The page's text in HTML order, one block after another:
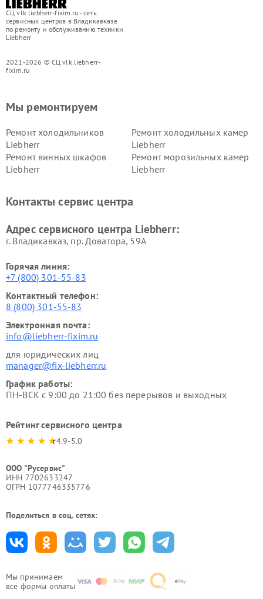
СЦ vlk.liebherr-fixim.ru - сеть
сервисных центров в Владикавказе
по ремонту и обслуживанию техники
Liebherr
2021-2026 © СЦ vlk.liebherr-
fixim.ru
Мы принимаем
все формы оплаты
Мы ремонтируем
Ремонт холодильников
Liebherr
Ремонт холодильных камер
Liebherr
Ремонт винных шкафов
Liebherr
Ремонт морозильных камер
Liebherr
Контакты сервис центра
Адрес сервисного центра Liebherr:
г. Владикавказ, пр. Доватора, 59А
Горячая линия:
+7 (800) 301-55-83
Контактный телефон:
8 (800) 301-55-83
Электронная почта:
info@liebherr-fixim.ru
для юридических лиц
manager@fix-liebherr.ru
График работы:
ПН-ВСК с 9:00 до 21:00 без перерывов и выходных
Рейтинг сервисного центра
4.9-5.0
ООО "Русервис"
ИНН 7702633247
ОГРН 1077746335776
Поделиться в соц. сетях: